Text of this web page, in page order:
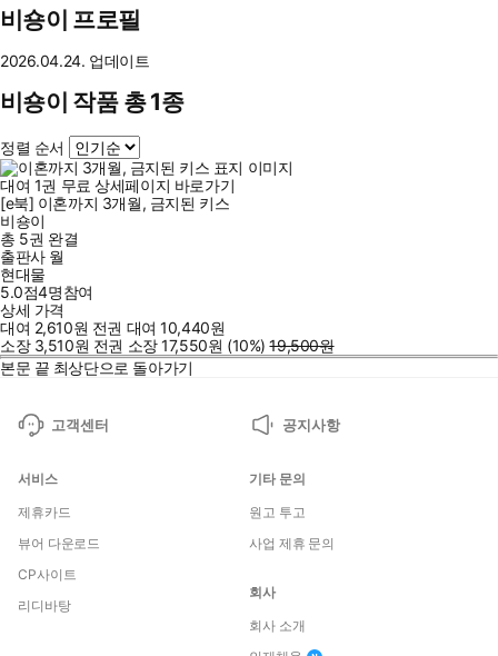
비숑이 프로필
2026.04.24. 업데이트
비숑이 작품 총 1종
정렬 순서
대여 1권 무료 상세페이지 바로가기
[e북] 이혼까지 3개월, 금지된 키스
비숑이
총 5권 완결
출판사 월
현대물
5.0점4명참여
상세 가격
대여 2,610원 전권 대여10,440원
소장 3,510원 전권 소장17,550원 (10%) 19,500원
본문 끝 최상단으로 돌아가기
고객센터 공지사항
서비스
제휴카드
뷰어 다운로드
CP사이트
리디바탕
기타 문의
원고 투고
사업 제휴 문의
회사
회사 소개